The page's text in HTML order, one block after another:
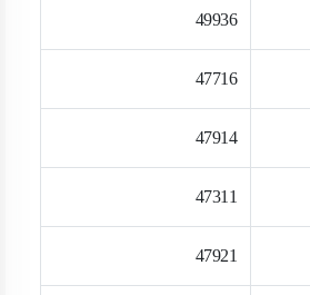
49936
47716
47914
47311
47921